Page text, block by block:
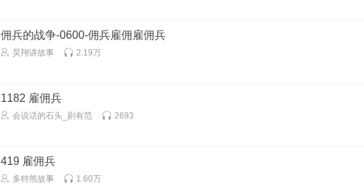
佣兵的战争-0600-佣兵雇佣雇佣兵
昊翔讲故事 2.19万
1182 雇佣兵
会说话的石头_剧有范 2693
419 雇佣兵
多特熊故事 1.60万